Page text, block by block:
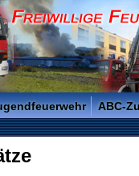
Saarlouis -
ABC-